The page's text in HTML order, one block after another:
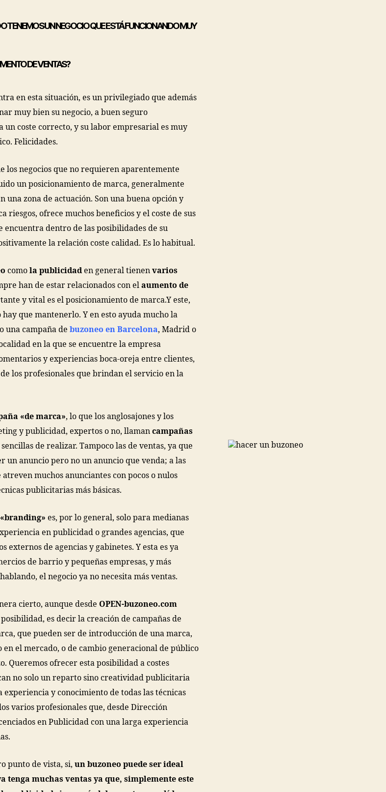
TENEMOS UN NEGOCIO QUE ESTÁ FUNCIONANDO MUY
DE VENTAS?
en esta situación, es un privilegiado que además
muy bien su negocio, a buen seguro
un coste correcto, y su labor empresarial es muy
Felicidades.
los negocios que no requieren aparentemente
un posicionamiento de marca, generalmente
una zona de actuación. Son una buena opción y
riesgos, ofrece muchos beneficios y el coste de sus
encuentra dentro de las posibilidades de su
la relación coste calidad. Es lo habitual.
como la publicidaden general tienen varios
han de estar relacionados con elaumento de
y vital es el posicionamiento de marca.Y este,
que mantenerlo. Y en esto ayuda mucho la
una campaña de buzoneo en Barcelona, Madrid o
en la que se encuentre la empresa
y experiencias boca-oreja entre clientes,
los profesionales que brindan el servicio en la
«de marca», lo que los anglosajones y los
y publicidad, expertos o no, llaman campañas
sencillas de realizar. Tampoco las de ventas, ya que
un anuncio pero no un anuncio que venda; a las
muchos anunciantes con pocos o nulos
publicitarias más básicas.
es, por lo general, solo para medianas
en publicidad o grandes agencias, que
externos de agencias y gabinetes. Y esta es ya
de barrio y pequeñas empresas, y más
el negocio ya no necesita más ventas.
cierto, aunque desde OPEN-buzoneo.com
es decir la creación de campañas de
que pueden ser de introducción de una marca,
el mercado, o de cambio generacional de público
Queremos ofrecer esta posibilidad a costes
no solo un reparto sino creatividad publicitaria
experiencia y conocimiento de todas las técnicas
varios profesionales que, desde Dirección
en Publicidad con una larga experiencia
punto de vista, si, un buzoneo puede ser ideal
tenga muchas ventas ya que, simplemente este